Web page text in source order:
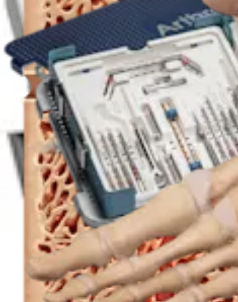
Fuß & Sprunggelenk
KreuLock™ winkelstabile Kompressionsschraube
Produkt